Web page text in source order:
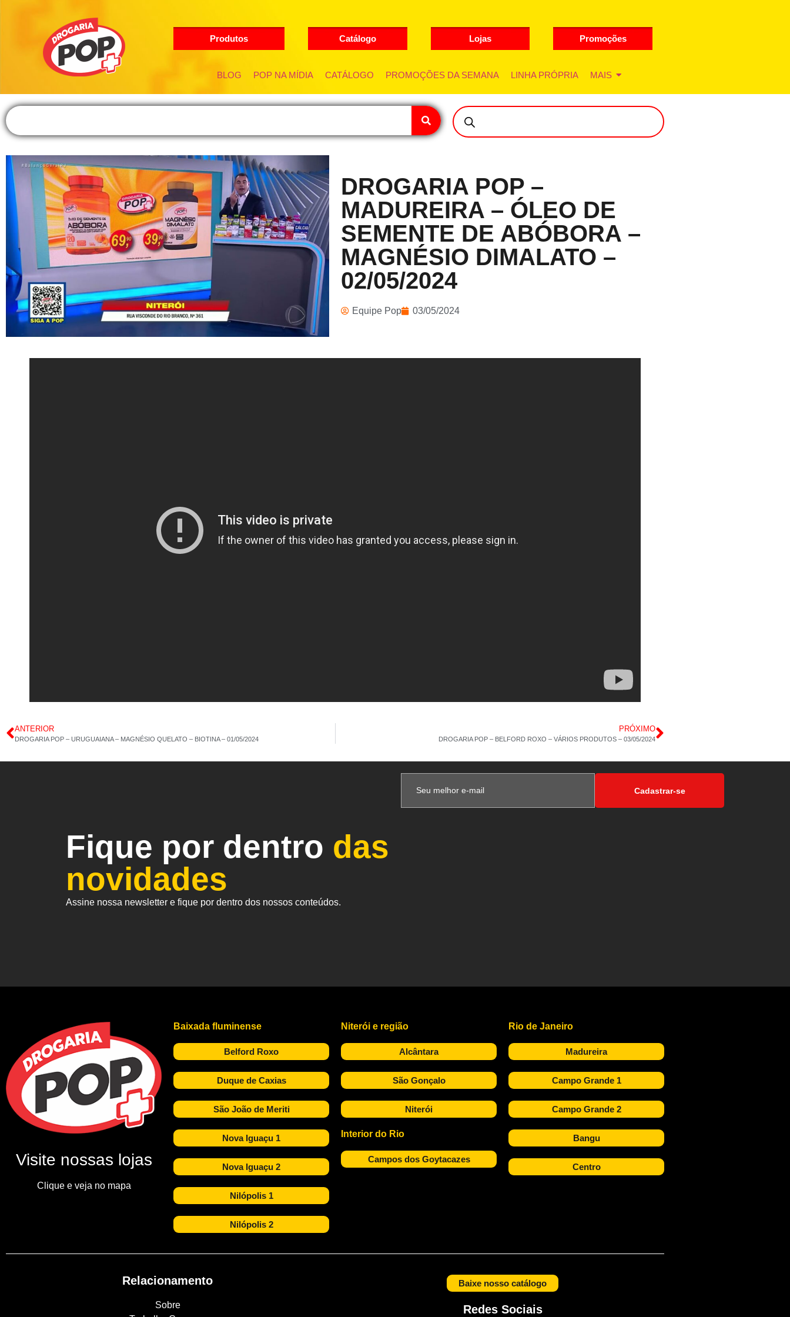
Produtos Catálogo Lojas Promoções
BLOG POP NA MÍDIA CATÁLOGO PROMOÇÕES DA SEMANA LINHA PRÓPRIA MAIS
DROGARIA POP –
MADUREIRA – ÓLEO DE
SEMENTE DE ABÓBORA –
MAGNÉSIO DIMALATO –
02/05/2024
Equipe Pop 03/05/2024
ANTERIOR
DROGARIA POP – URUGUAIANA – MAGNÉSIO QUELATO – BIOTINA – 01/05/2024
PRÓXIMO
DROGARIA POP – BELFORD ROXO – VÁRIOS PRODUTOS – 03/05/2024
Fique por dentro das
novidades
Assine nossa newsletter e fique por dentro dos nossos conteúdos.
Cadastrar-se
Visite nossas lojas
Clique e veja no mapa
Baixada fluminense
Belford Roxo
Duque de Caxias
São João de Meriti
Nova Iguaçu 1
Nova Iguaçu 2
Nilópolis 1
Nilópolis 2
Niterói e região
Alcântara
São Gonçalo
Niterói
Interior do Rio
Campos dos Goytacazes
Rio de Janeiro
Madureira
Campo Grande 1
Campo Grande 2
Bangu
Centro
Relacionamento
Sobre
Baixe nosso catálogo
Redes Sociais